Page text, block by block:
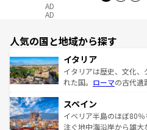
AD
AD
人気の国と地域から探す
イタリア
イタリアは歴史、文化
れた国。 ローマの古代遺
ろん、トスカーナの美し
景など、自然景観も見
ピザやパスタなど、絶品
スペイン
イベリア半島のほぼ80
注ぐ地中海沿岸から雄大